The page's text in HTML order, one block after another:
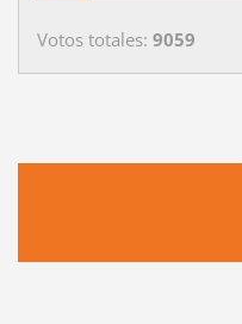
Votos totales: 9059